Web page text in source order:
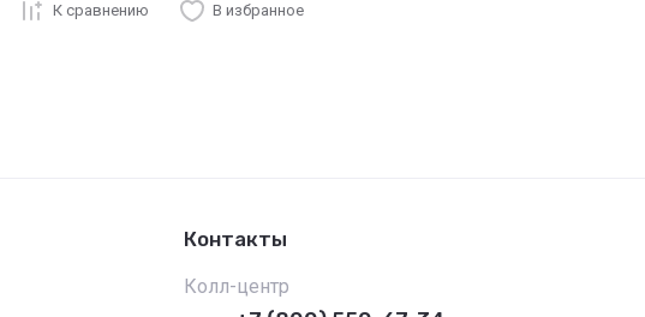
К сравнению В избранное
Контакты
Колл-центр